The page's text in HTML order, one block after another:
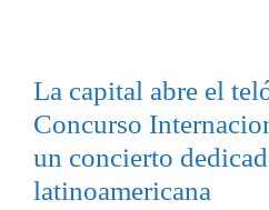
La capital abre el
Concurso
un concierto
latinoamericana